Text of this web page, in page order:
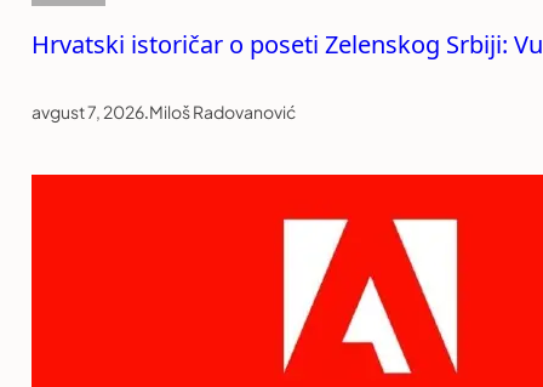
Hrvatski istoričar o poseti Zelenskog Srbiji:
avgust 7, 2026.Miloš Radovanović